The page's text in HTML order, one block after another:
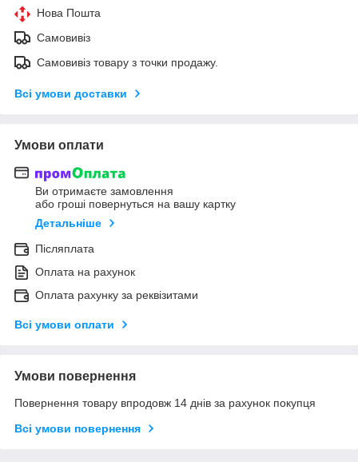
Нова Пошта
Самовивіз
Самовивіз товару з точки продажу.
Всі умови доставки
Умови оплати
Ви отримаєте замовлення
або гроші повернуться на вашу картку
Детальніше
Післяплата
Оплата на рахунок
Оплата рахунку за реквізитами
Всі умови оплати
Умови повернення
Повернення товару впродовж 14 днів за рахунок покупця
Всі умови повернення